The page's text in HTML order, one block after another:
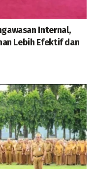
Internal,
Lebih Efektif dan